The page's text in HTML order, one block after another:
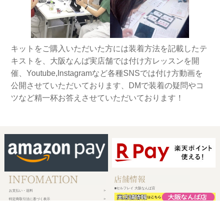
キットをご購入いただいた方には装着方法を記載したテ
キストを、大阪なんば実店舗では付け方レッスンを開
催、Youtube,Instagramなど各種SNSでは付け方動画を
公開させていただいております、DMで装着の疑問やコ
ツなど精一杯お答えさせていただいております！
お支払い・送料
特定商取引法に基づく表示
■セルフレイ 大阪なんば店